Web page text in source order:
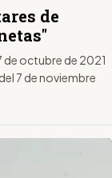
de
de octubre de 2021
7 de noviembre